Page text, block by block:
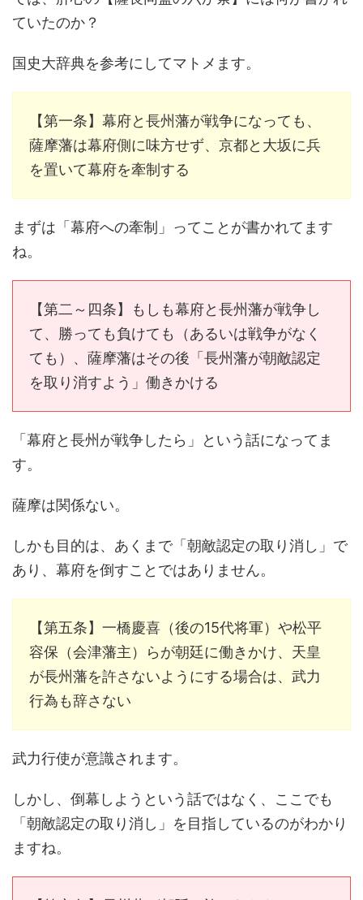
ていたのか？
国史大辞典を参考にしてマトメます。
【第一条】幕府と長州藩が戦争になっても、
薩摩藩は幕府側に味方せず、京都と大坂に兵
を置いて幕府を牽制する
まずは「幕府への牽制」ってことが書かれてます
ね。
【第二～四条】もしも幕府と長州藩が戦争し
て、勝っても負けても（あるいは戦争がなく
ても）、薩摩藩はその後「長州藩が朝敵認定
を取り消すよう」働きかける
「幕府と長州が戦争したら」という話になってま
す。
薩摩は関係ない。
しかも目的は、あくまで「朝敵認定の取り消し」で
あり、幕府を倒すことではありません。
【第五条】一橋慶喜（後の15代将軍）や松平
容保（会津藩主）らが朝廷に働きかけ、天皇
が長州藩を許さないようにする場合は、武力
行為も辞さない
武力行使が意識されます。
しかし、倒幕しようという話ではなく、ここでも
「朝敵認定の取り消し」を目指しているのがわかり
ますね。